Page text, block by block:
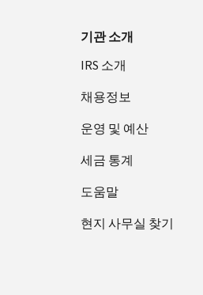
Footer
기관 소개
IRS 소개
채용정보
운영 및 예산
세금 통계
도움말
현지 사무실 찾기